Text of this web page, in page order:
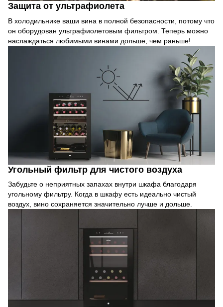
Защита от ультрафиолета
В холодильнике ваши вина в полной безопасности, потому что
он оборудован ультрафиолетовым фильтром. Теперь можно
наслаждаться любимыми винами дольше, чем раньше!
Угольный фильтр для чистого воздуха
Забудьте о неприятных запахах внутри шкафа благодаря
угольному фильтру. Когда в шкафу есть идеально чистый
воздух, вино сохраняется значительно лучше и дольше.